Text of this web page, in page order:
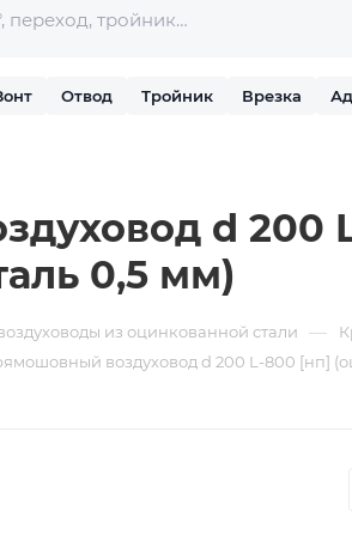
Отвод Тройник Врезка
d 200
0,5 мм)
из оцинкованной стали —
воздуховод d 200 L-800 [нп]